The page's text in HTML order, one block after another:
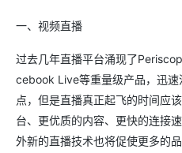
一、视频直播
过去几年直播平台涌现了
cebook Live等重量级产品，迅
点，但是直播真正起飞的时间应
台、更优质的内容、更快的连接
外新的直播技术也将促使更多的